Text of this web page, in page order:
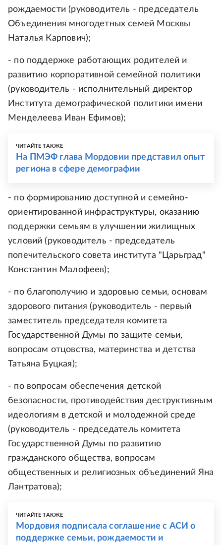
рождаемости (руководитель - председатель
Объединения многодетных семей Москвы
Наталья Карпович);
- по поддержке работающих родителей и
развитию корпоративной семейной политики
(руководитель - исполнительный директор
Института демографической политики имени
Менделеева Иван Ефимов);
ЧИТАЙТЕ ТАКЖЕ
На ПМЭФ глава Мордовии представил опыт
региона в сфере демографии
- по формированию доступной и семейно-
ориентированной инфраструктуры, оказанию
поддержки семьям в улучшении жилищных
условий (руководитель - председатель
попечительского совета института "Царьград"
Константин Малофеев);
- по благополучию и здоровью семьи, основам
здорового питания (руководитель - первый
заместитель председателя комитета
Государственной Думы по защите семьи,
вопросам отцовства, материнства и детства
Татьяна Буцкая);
- по вопросам обеспечения детской
безопасности, противодействия деструктивным
идеологиям в детской и молодежной среде
(руководитель - председатель комитета
Государственной Думы по развитию
гражданского общества, вопросам
общественных и религиозных объединений Яна
Лантратова);
ЧИТАЙТЕ ТАКЖЕ
Мордовия подписала соглашение с АСИ о
поддержке семьи, рождаемости и